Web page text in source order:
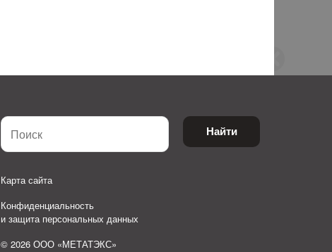
Найти
Карта сайта
Конфиденциальность
и защита персональных данных
© 2026 ООО «МЕТАТЭКС»